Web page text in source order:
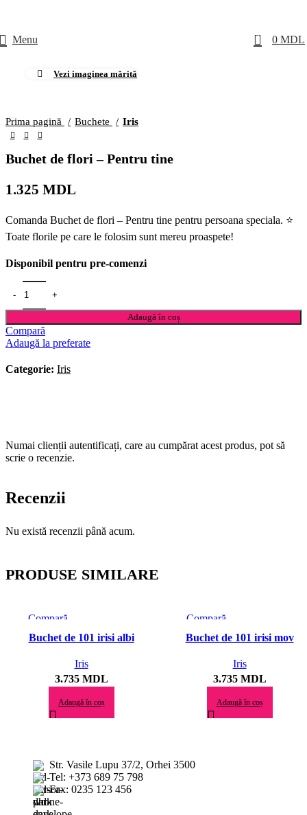
Menu 0 0 MDL
Vezi imaginea mărită
Prima pagină Buchete Iris
Buchet de flori – Pentru tine
1.325 MDL
Comanda Buchet de flori – Pentru tine pentru persoana speciala. ⭐
Toate florile pe care le folosim sunt mereu proaspete!
Disponibil pentru pre-comenzi
Adaugă în coș
Compară
Adaugă la preferate
Categorie: Iris
Recenzii
Nu există recenzii până acum.
Numai clienții autentificați, care au cumpărat acest produs, pot să
scrie o recenzie.
PRODUSE SIMILARE
Compară
Privire rapidă
Buchet de 101 irisi albi
Iris
3.735 MDL
Adaugă în coș
Compară
Privire rapidă
Buchet de 101 irisi mov
Iris
3.735 MDL
Adaugă în coș
Str. Vasile Lupu 37/2, Orhei 3500
Tel: +373 689 75 798
Fax: 0235 123 456